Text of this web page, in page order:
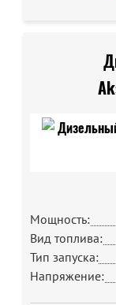
Мощность:
Вид топлива:
Тип запуска:
Напряжение: